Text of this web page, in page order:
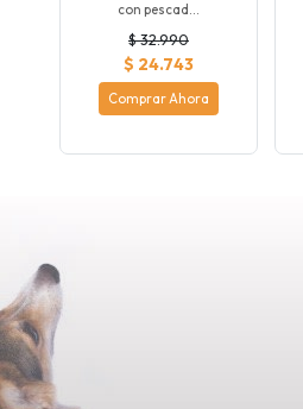
con pescad...
$ 32.990
$ 24.743
Comprar Ahora